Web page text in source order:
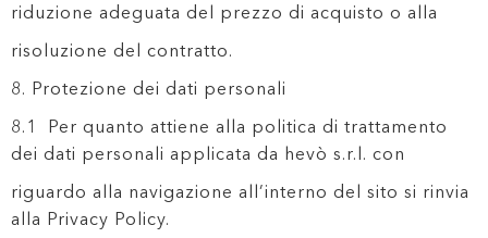
riduzione adeguata del prezzo di acquisto o alla
risoluzione del contratto.
8. Protezione dei dati personali
8.1 Per quanto attiene alla politica di trattamento
dei dati personali applicata da hevò s.r.l. con
riguardo alla navigazione all’interno del sito si rinvia
alla Privacy Policy.